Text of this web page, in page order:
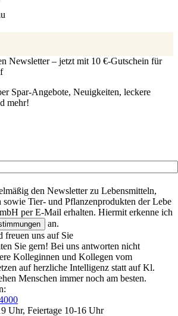
Newsletter – jetzt mit 10 €-Gutschein für
Spar-Angebote, Neuigkeiten, leckere
mehr!
den Newsletter zu Lebensmitteln,
Tier- und Pflanzenprodukten der Lebe
per E-Mail erhalten. Hiermit erkenne ich
an.
freuen uns auf Sie
Sie gern! Bei uns antworten nicht
Kolleginnen und Kollegen vom
auf herzliche Intelligenz statt auf Kl.
Menschen immer noch am besten.
Uhr, Feiertage 10-16 Uhr